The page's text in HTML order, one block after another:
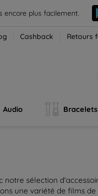
encore plus facilement.
Cashback Retours
Audio Bracelets
notre sélection
une variété de films